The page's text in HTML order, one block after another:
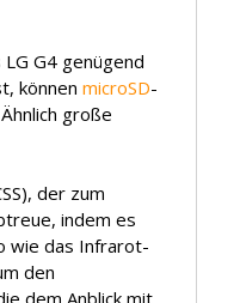
G4 genügend
können microSD-
große
der zum
indem es
wie das Infrarot-
den